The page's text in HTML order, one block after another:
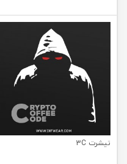
تیشرت 3C